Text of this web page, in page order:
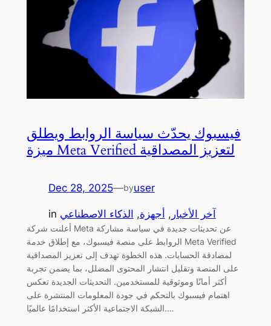
فيسبوك يحدّث سياسة الروابط ويطلق
ميزة Meta Verified لتعزيز المصداقية
Dec 28, 2025—byuser
in آخر الأخبار , أجهزة, الذكاء الاصطناعي
أعلنت شركة Meta عن تحديثات جديدة في سياسة مشاركة
الروابط على منصة فيسبوك، مع إطلاق خدمة Meta Verified
لمصادقة الحسابات. هذه الخطوة تهدف إلى تعزيز المصداقية
على المنصة وتقليل انتشار المحتوى المضلل، بما يضمن تجربة
أكثر أمانًا وموثوقية للمستخدمين. التحديثات الجديدة تعكس
اهتمام فيسبوك بالتحكم في جودة المعلومات المنتشرة على
الشبكة الاجتماعية الأكثر استخدامًا عالميًا.…